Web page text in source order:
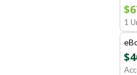
1